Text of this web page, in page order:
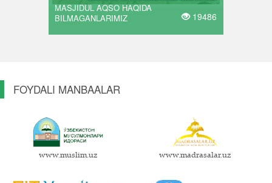
MASJIDUL AQSO HAQIDA
BILMAGANLARIMIZ
19486
FOYDALI MANBAALAR
www.muslim.uz www.madrasalar.uz